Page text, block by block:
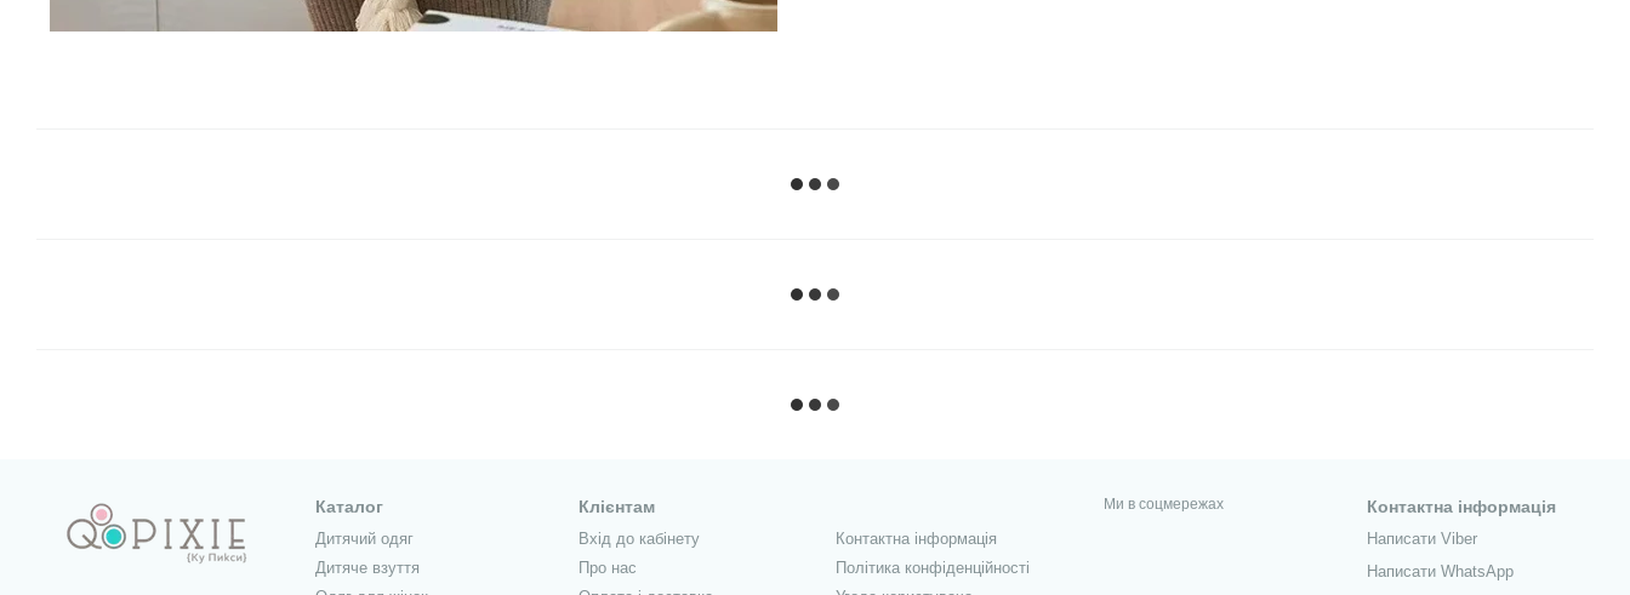
Каталог
Дитячий одяг
Дитяче взуття
Клієнтам
Вхід до кабінету
Про нас
Контактна інформація
Політика конфіденційності
Ми в соцмережах Контактна інформація
Написати Viber
Написати WhatsApp